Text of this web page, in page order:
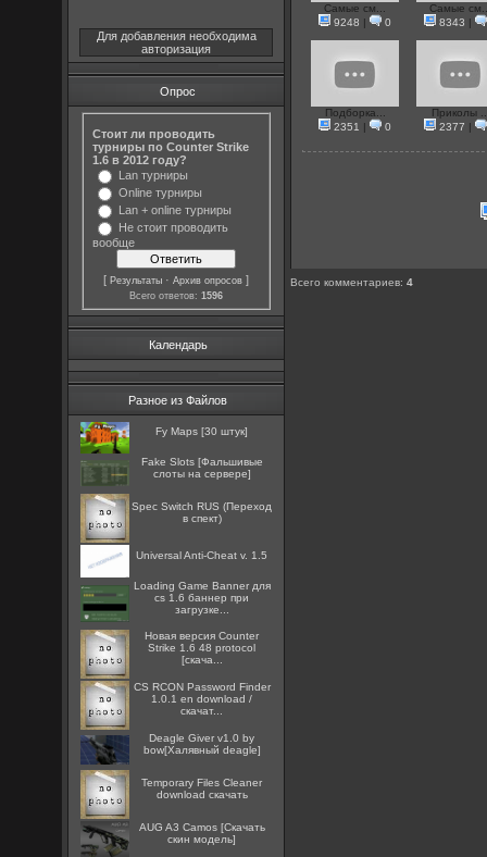
Для добавления необходима
авторизация
Опрос
Стоит ли проводить
турниры по Counter Strike
1.6 в 2012 году?
Lan турниры
Online турниры
Lan + online турниры
Не стоит проводить
вообще
[Результаты ·Архив опросов ]
Всего ответов:1596
Календарь
Разное из Файлов
Fy Maps [30 штук]
Fake Slots [Фальшивые
слоты на сервере]
Spec Switch RUS (Переход
в спект)
Universal Anti-Cheat v. 1.5
Loading Game Banner для
cs 1.6 баннер при
загрузке...
Новая версия Counter
Strike 1.6 48 protocol
[скача...
CS RCON Password Finder
1.0.1 en download /
скачат...
Deagle Giver v1.0 by
bow[Халявный deagle]
Temporary Files Cleaner
download скачать
AUG A3 Camos [Скачать
скин модель]
Самые см...
9248 | 0
Самые
8343 |
Подборка...
2351 | 0
Приколы
2377 |
Всего комментариев:4